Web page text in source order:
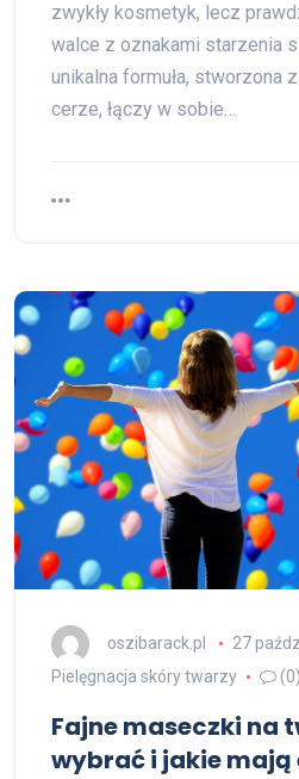
zwykły kosmetyk, lecz
walce z oznakami starzenia
unikalna formuła, stworzona
cerze, łączy w sobie…
oszibarack.pl
27
Pielęgnacja skóry twarzy
(0)
Fajne maseczki na
wybrać i jakie mają